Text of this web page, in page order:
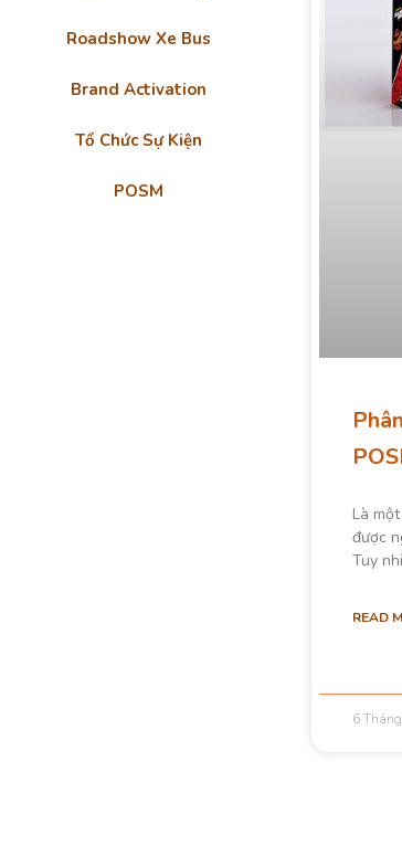
Roadshow Xe Bus
Brand Activation
Tổ Chức Sự Kiện
POSM
Là
được
Tuy
READ
6